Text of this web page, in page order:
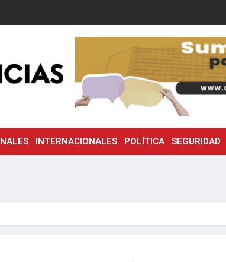
INTERNACIONALES POLÍTICA SEGURIDAD